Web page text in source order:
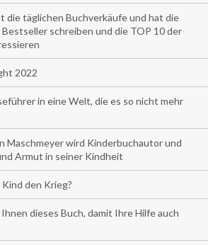
die täglichen Buchverkäufe und hat die
Bestseller schreiben und die TOP 10 der
2022
in eine Welt, die es so nicht mehr
Maschmeyer wird Kinderbuchautor und
Armut in seiner Kindheit
den Krieg?
dieses Buch, damit Ihre Hilfe auch